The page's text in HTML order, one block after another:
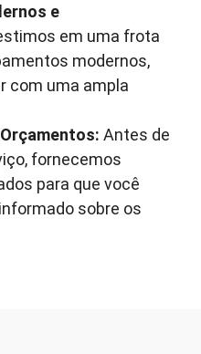
e
em uma frota
modernos,
com uma ampla
Antes de
fornecemos
para que você
sobre os